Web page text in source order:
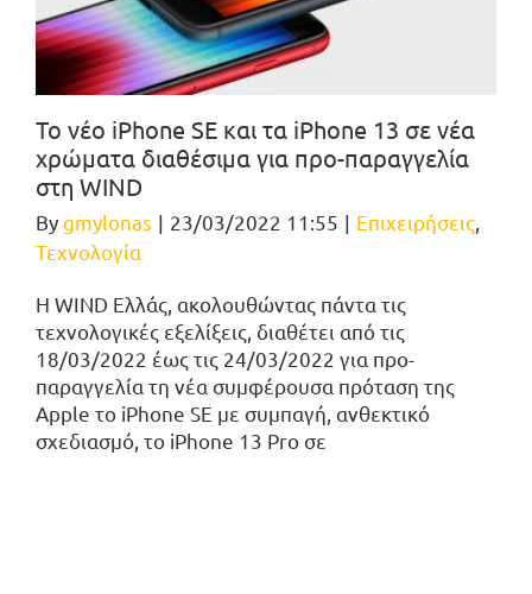
Το νέο iPhone SE και τα iPhone 13 σε νέα
χρώματα διαθέσιμα για προ-παραγγελία
στη WIND
Bygmylonas | 23/03/2022 11:55 | Επιχειρήσεις,
Τεχνολογία
Η WIND Ελλάς, ακολουθώντας πάντα τις
τεχνολογικές εξελίξεις, διαθέτει από τις
18/03/2022 έως τις 24/03/2022 για προ-
παραγγελία τη νέα συμφέρουσα πρόταση της
Apple το iPhone SE με συμπαγή, ανθεκτικό
σχεδιασμό, το iPhone 13 Pro σε